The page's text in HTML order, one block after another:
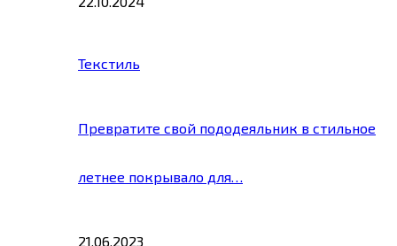
Текстиль
Превратите свой пододеяльник в стильное
летнее покрывало для…
21.06.2023